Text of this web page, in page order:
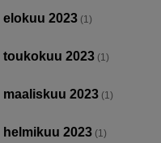
elokuu 2023 (1)
toukokuu 2023 (1)
maaliskuu 2023 (1)
helmikuu 2023 (1)